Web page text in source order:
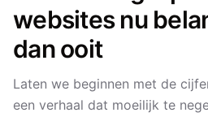
websites nu
dan ooit
Laten we beginnen met de
een verhaal dat moeilijk te